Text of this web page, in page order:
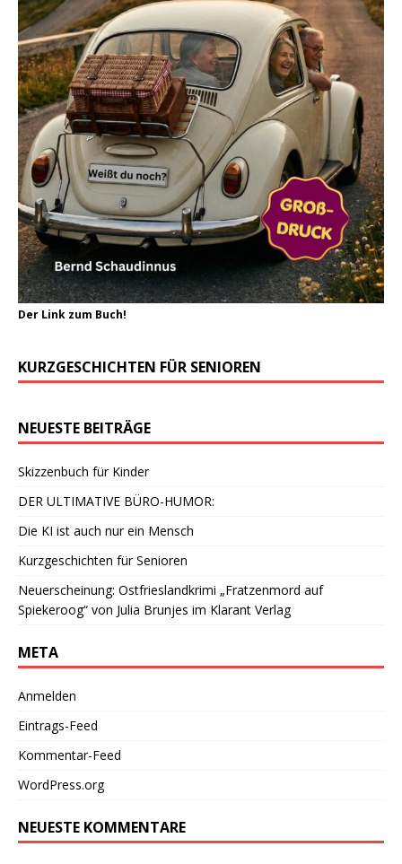
Der Link zum Buch!
KURZGESCHICHTEN FÜR SENIOREN
NEUESTE BEITRÄGE
Skizzenbuch für Kinder
DER ULTIMATIVE BÜRO-HUMOR:
Die KI ist auch nur ein Mensch
Kurzgeschichten für Senioren
Neuerscheinung: Ostfrieslandkrimi „Fratzenmord auf
Spiekeroog“ von Julia Brunjes im Klarant Verlag
META
Anmelden
Eintrags-Feed
Kommentar-Feed
WordPress.org
NEUESTE KOMMENTARE